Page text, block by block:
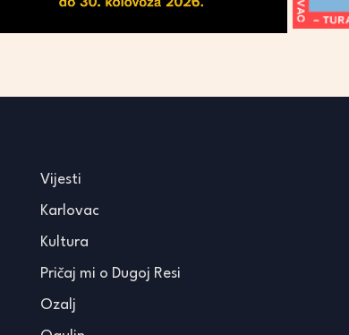
Vijesti
Karlovac
Kultura
Pričaj mi o Dugoj Resi
Ozalj